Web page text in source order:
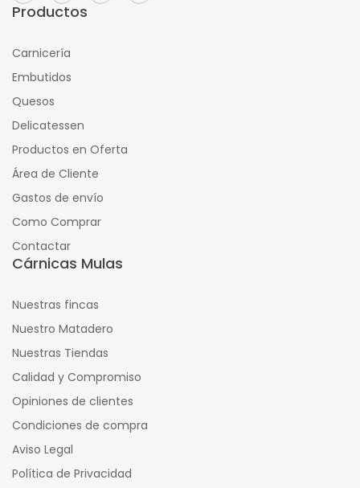
Productos
Carnicería
Embutidos
Quesos
Delicatessen
Productos en Oferta
Área de Cliente
Gastos de envío
Como Comprar
Contactar
Cárnicas Mulas
Nuestras fincas
Nuestro Matadero
Nuestras Tiendas
Calidad y Compromiso
Opiniones de clientes
Condiciones de compra
Aviso Legal
Política de Privacidad